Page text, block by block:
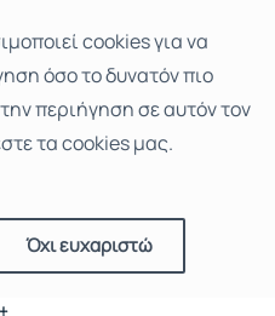
cookies για να
όσο το δυνατόν πιο
περιήγηση σε αυτόν τον
τα cookies μας.
Όχι ευχαριστώ